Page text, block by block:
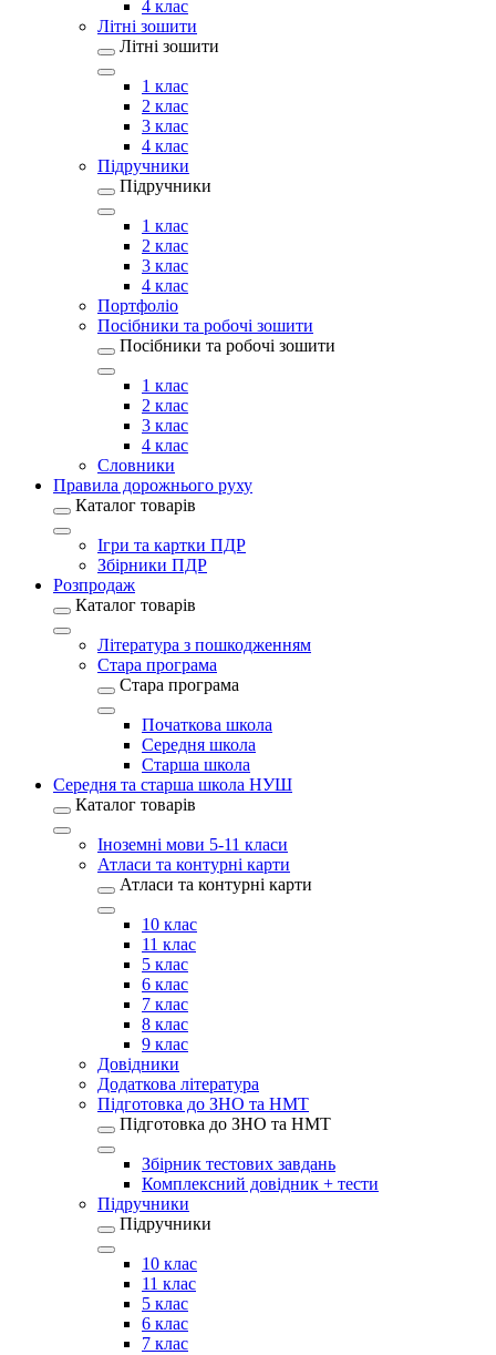
4 клас
Літні зошити
Літні зошити
1 клас
2 клас
3 клас
4 клас
Підручники
Підручники
1 клас
2 клас
3 клас
4 клас
Портфоліо
Посібники та робочі зошити
Посібники та робочі зошити
1 клас
2 клас
3 клас
4 клас
Словники
Правила дорожнього руху
Каталог товарів
Ігри та картки ПДР
Збірники ПДР
Розпродаж
Каталог товарів
Література з пошкодженням
Стара програма
Стара програма
Початкова школа
Середня школа
Старша школа
Середня та старша школа НУШ
Каталог товарів
Іноземні мови 5-11 класи
Атласи та контурні карти
Атласи та контурні карти
10 клас
11 клас
5 клас
6 клас
7 клас
8 клас
9 клас
Довідники
Додаткова література
Підготовка до ЗНО та НМТ
Підготовка до ЗНО та НМТ
Збірник тестових завдань
Комплексний довідник + тести
Підручники
Підручники
10 клас
11 клас
5 клас
6 клас
7 клас